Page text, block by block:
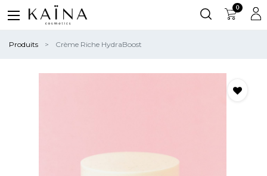
0
Produits Crème Riche HydraBoost